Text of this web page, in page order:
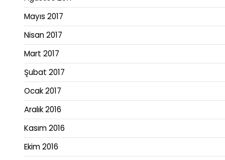
Mayıs 2017
Nisan 2017
Mart 2017
Şubat 2017
Ocak 2017
Aralık 2016
Kasım 2016
Ekim 2016